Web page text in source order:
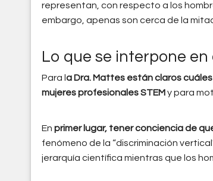
representan, con respecto a los
embargo, apenas son cerca de la
Lo que se interpone
Para l a Dra. Mattes están claros
mujeres profesionales STEMy para
En primer lugar, tener conciencia de
fenómeno de la “discriminación
jerarquía científica mientras que los